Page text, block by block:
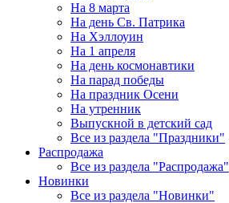
На 8 марта
На день Св. Патрика
На Хэллоуин
На 1 апреля
На день космонавтики
На парад победы
На праздник Осени
На утренник
Выпускной в детский сад
Все из раздела "Праздники"
Распродажа
Все из раздела "Распродажа"
Новинки
Все из раздела "Новинки"